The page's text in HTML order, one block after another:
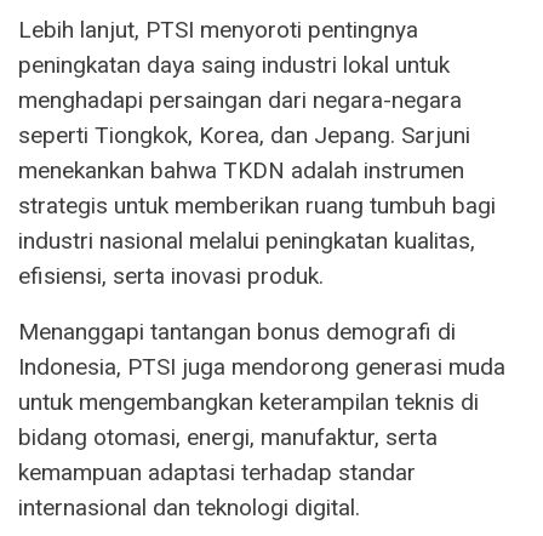
Lebih lanjut, PTSI menyoroti pentingnya
peningkatan daya saing industri lokal untuk
menghadapi persaingan dari negara-negara
seperti Tiongkok, Korea, dan Jepang. Sarjuni
menekankan bahwa TKDN adalah instrumen
strategis untuk memberikan ruang tumbuh bagi
industri nasional melalui peningkatan kualitas,
efisiensi, serta inovasi produk.
Menanggapi tantangan bonus demografi di
Indonesia, PTSI juga mendorong generasi muda
untuk mengembangkan keterampilan teknis di
bidang otomasi, energi, manufaktur, serta
kemampuan adaptasi terhadap standar
internasional dan teknologi digital.